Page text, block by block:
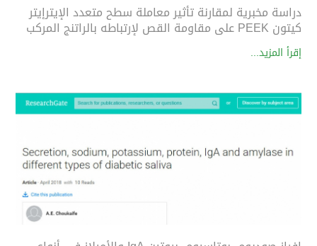
دراسة مخبرية لمقارنة تأثير معاملة سطح متعدد الإيترإيتر
كيتون PEEK على مقاومة القص لإرتباطه بالراتنج المركب
إقرأ المزيد...